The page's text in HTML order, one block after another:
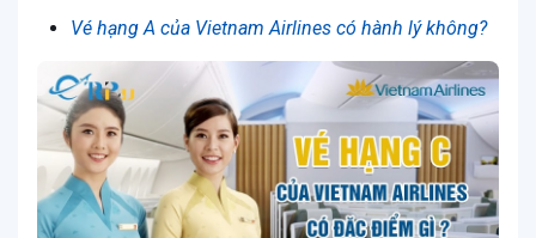
Vé hạng A của Vietnam Airlines có hành lý không?